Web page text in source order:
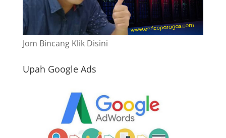
Jom Bincang Klik Disini
Upah Google Ads